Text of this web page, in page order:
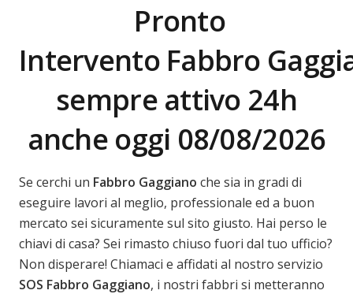
Pronto
Intervento Fabbro
sempre attivo 24h
anche oggi 08/08/2026
Se cerchi un Fabbro Gaggiano che sia in gradi di
eseguire lavori al meglio, professionale ed a buon
mercato sei sicuramente sul sito giusto. Hai perso le
chiavi di casa? Sei rimasto chiuso fuori dal tuo ufficio?
Non disperare! Chiamaci e affidati al nostro servizio
SOS Fabbro Gaggiano, i nostri fabbri si metteranno